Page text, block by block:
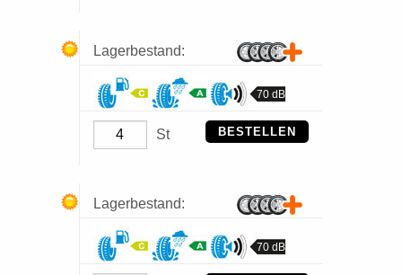
Lagerbestand:
70 dB
St BESTELLEN
Lagerbestand:
70 dB